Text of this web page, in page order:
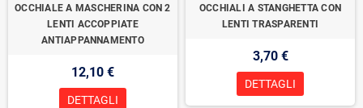
OCCHIALE A MASCHERINA CON 2
LENTI ACCOPPIATE
ANTIAPPANNAMENTO
12,10 €
DETTAGLI
OCCHIALI A STANGHETTA CON
LENTI TRASPARENTI
3,70 €
DETTAGLI